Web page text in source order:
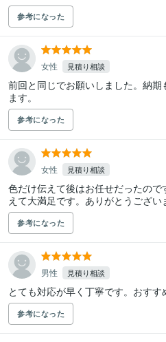
参考になった
女性 見積り相談
前回と同じでお願いしました。納
ます。
参考になった
女性 見積り相談
色だけ伝えて後はお任せだったの
えて大満足です。ありがとうござい
参考になった
男性 見積り相談
とても対応が早く丁寧です。おすす
参考になった